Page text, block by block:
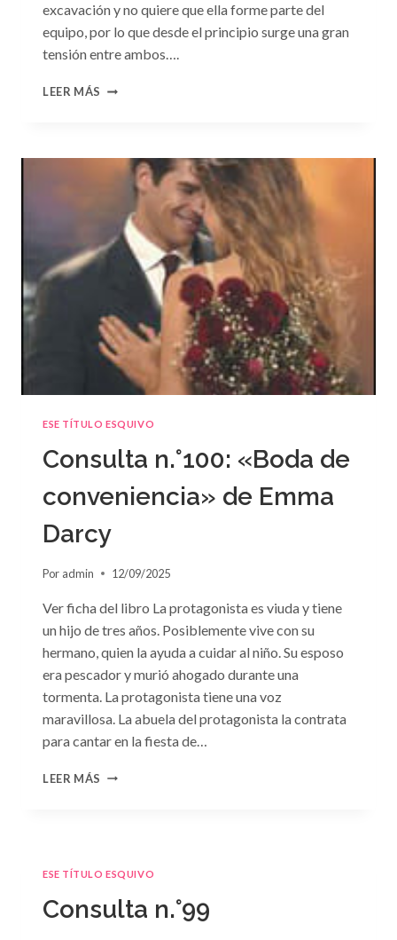
excavación y no quiere que ella forme parte del
equipo, por lo que desde el principio surge una gran
tensión entre ambos….
LEER MÁS CONSULTA
ESE TÍTULO ESQUIVO
Consulta n.°100: «Boda de
conveniencia» de Emma
Darcy
Por admin 12/09/2025
Ver ficha del libro La protagonista es viuda y tiene
un hijo de tres años. Posiblemente vive con su
hermano, quien la ayuda a cuidar al niño. Su esposo
era pescador y murió ahogado durante una
tormenta. La protagonista tiene una voz
maravillosa. La abuela del protagonista la contrata
para cantar en la fiesta de…
LEER MÁS CONSULTA
DE
EMMA
DARCY
ESE TÍTULO ESQUIVO
Consulta n.°99